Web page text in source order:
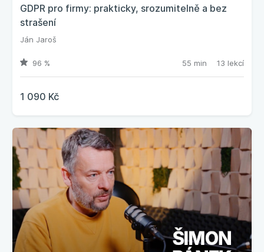
GDPR pro firmy: prakticky, srozumitelně a bez
strašení
Ján Jaroš
96 % 55 min 13 lekcí
1 090 Kč